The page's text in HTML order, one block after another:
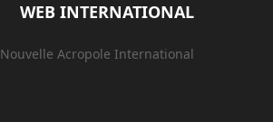
WEB INTERNATIONAL
Nouvelle Acropole International